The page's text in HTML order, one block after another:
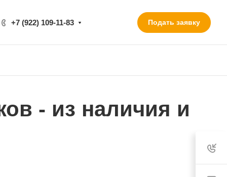
+7 (922) 109-11-83 Подать заявку
- из наличия и